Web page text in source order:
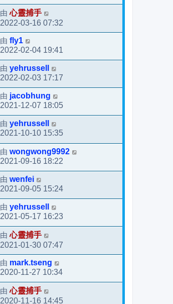
由心靈捕手
2022-03-16 07:32
由 fly1
2022-02-04 19:41
由 yehrussell
2022-02-03 17:17
由 jacobhung
2021-12-07 18:05
由 yehrussell
2021-10-10 15:35
由 wongwong9992
2021-09-16 18:22
由 wenfei
2021-09-05 15:24
由 yehrussell
2021-05-17 16:23
由心靈捕手
2021-01-30 07:47
由 mark.tseng
2020-11-27 10:34
由心靈捕手
2020-11-16 14:45